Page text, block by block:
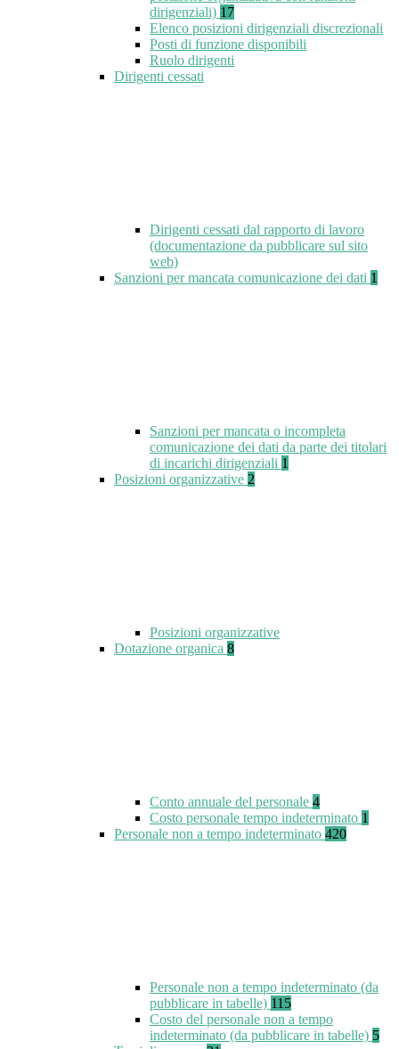
dirigenziali) 17
Elenco posizioni dirigenziali discrezionali
Posti di funzione disponibili
Ruolo dirigenti
Dirigenti cessati
Dirigenti cessati dal rapporto di lavoro
(documentazione da pubblicare sul sito
web)
Sanzioni per mancata comunicazione dei dati 1
Sanzioni per mancata o incompleta
comunicazione dei dati da parte dei titolari
di incarichi dirigenziali 1
Posizioni organizzative 2
Posizioni organizzative
Dotazione organica 8
Conto annuale del personale 4
Costo personale tempo indeterminato 1
Personale non a tempo indeterminato 420
Personale non a tempo indeterminato (da
pubblicare in tabelle) 115
Costo del personale non a tempo
indeterminato (da pubblicare in tabelle) 5